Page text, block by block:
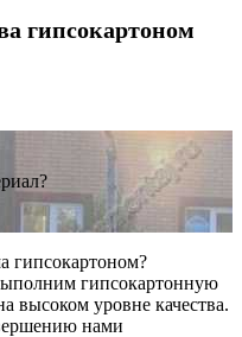
гипсокартоном
гипсокартоном?
гипсокартонную
высоком уровне качества.
нами